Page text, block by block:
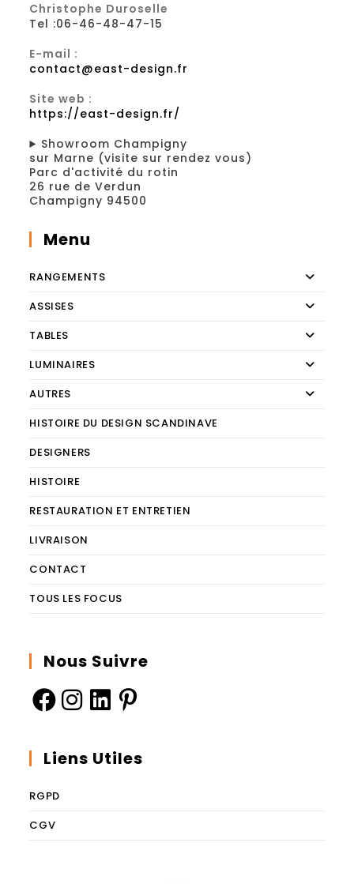
Christophe Duroselle
Tel :06-46-48-47-15
E-mail :
contact@east-design.fr
Site web :
https://east-design.fr/
Showroom Champigny
sur Marne (visite sur rendez vous)
Parc d'activité du rotin
26 rue de Verdun
Champigny 94500
Menu
RANGEMENTS
ASSISES
TABLES
LUMINAIRES
AUTRES
HISTOIRE DU DESIGN SCANDINAVE
DESIGNERS
HISTOIRE
RESTAURATION ET ENTRETIEN
LIVRAISON
CONTACT
TOUS LES FOCUS
Nous Suivre
Liens Utiles
RGPD
CGV